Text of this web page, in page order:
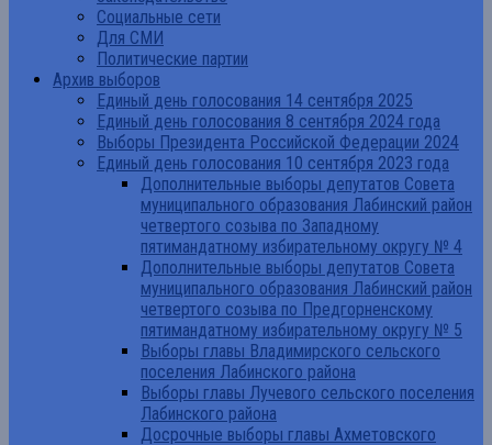
Социальные сети
Для СМИ
Политические партии
Архив выборов
Единый день голосования 14 сентября 2025
Единый день голосования 8 сентября 2024 года
Выборы Президента Российской Федерации 2024
Единый день голосования 10 сентября 2023 года
Дополнительные выборы депутатов Совета
муниципального образования Лабинский район
четвертого созыва по Западному
пятимандатному избирательному округу № 4
Дополнительные выборы депутатов Совета
муниципального образования Лабинский район
четвертого созыва по Предгорненскому
пятимандатному избирательному округу № 5
Выборы главы Владимирского сельского
поселения Лабинского района
Выборы главы Лучевого сельского поселения
Лабинского района
Досрочные выборы главы Ахметовского